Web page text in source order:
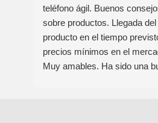
teléfono ágil. Buenos
sobre productos. Llegada del
producto en el tiempo
precios mínimos en el
Muy amables. Ha sido una